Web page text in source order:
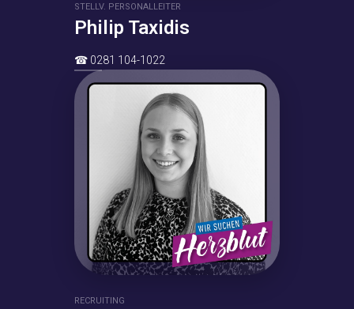
STELLV. PERSONALLEITER
Philip Taxidis
☎ 0281 104-1022
RECRUITING